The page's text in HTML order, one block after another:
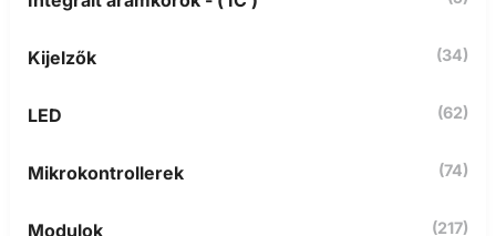
e
Kijelzők (34)
LED (62)
Mikrokontrollerek (74)
Modulok (217)